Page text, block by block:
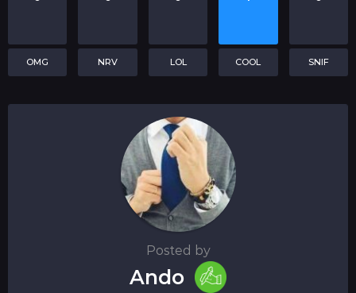
OMG NRV LOL COOL SNIF
Posted by
Ando